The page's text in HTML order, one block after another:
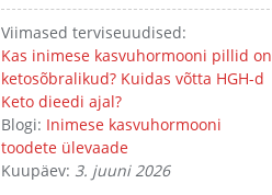
Viimased terviseuudised:
Kas inimese kasvuhormooni pillid on
ketosõbralikud? Kuidas võtta HGH-d
Keto dieedi ajal?
Blogi: Inimese kasvuhormooni
toodete ülevaade
Kuupäev: 3. juuni 2026